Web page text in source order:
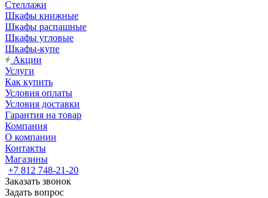
Стеллажи
Шкафы книжные
Шкафы распашные
Шкафы угловые
Шкафы-купе
Акции
Услуги
Как купить
Условия оплаты
Условия доставки
Гарантия на товар
Компания
О компании
Контакты
Магазины
+7 812 748-21-20
Заказать звонок
Задать вопрос